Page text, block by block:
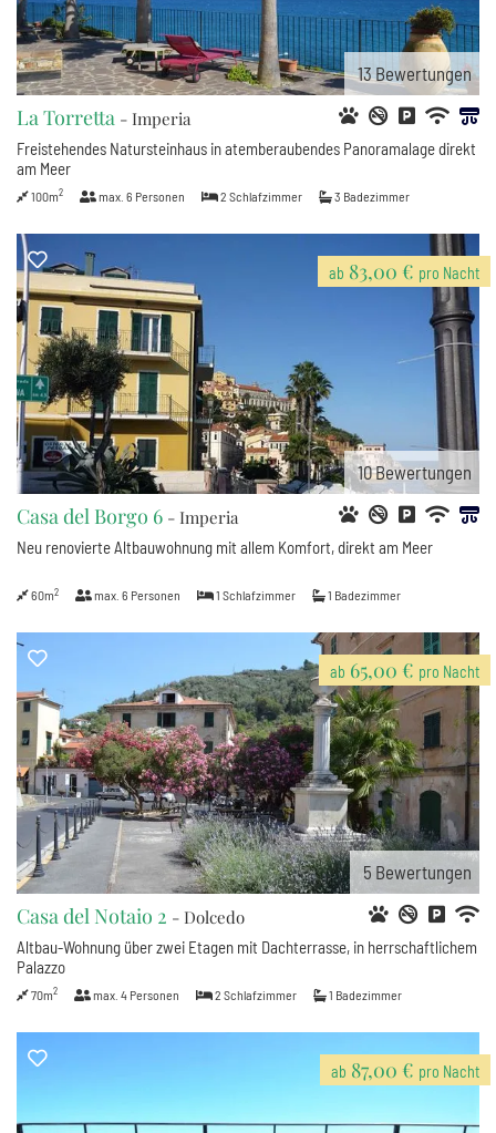
13 Bewertungen
La Torretta - Imperia
Freistehendes Natursteinhaus in atemberaubendes Panoramalage direkt
am Meer
100m2 max. 6 Personen 2 Schlafzimmer 3 Badezimmer
ab 83,00 € pro Nacht
10Bewertungen
Casa del Borgo 6 - Imperia
Neu renovierte Altbauwohnung mit allem Komfort, direkt am Meer
60m2 max. 6 Personen 1 Schlafzimmer 1 Badezimmer
ab 65,00 € pro Nacht
5 Bewertungen
Casa del Notaio 2 - Dolcedo
Altbau-Wohnung über zwei Etagen mit Dachterrasse, in herrschaftlichem
Palazzo
70m2 max. 4 Personen 2 Schlafzimmer 1 Badezimmer
ab 87,00 € pro Nacht